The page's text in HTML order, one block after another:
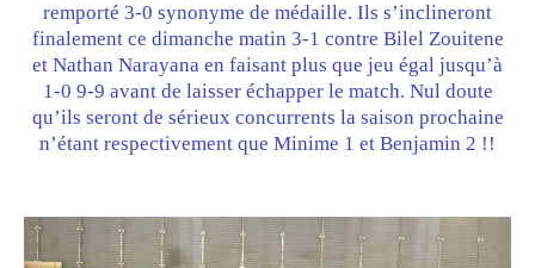
remporté 3-0 synonyme de médaille. Ils s’inclineront
finalement ce dimanche matin 3-1 contre Bilel Zouitene
et Nathan Narayana en faisant plus que jeu égal jusqu’à
1-0 9-9 avant de laisser échapper le match. Nul doute
qu’ils seront de sérieux concurrents la saison prochaine
n’étant respectivement que Minime 1 et Benjamin 2 !!